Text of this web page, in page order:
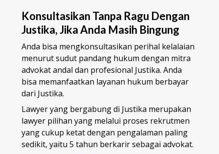
Konsultasikan Tanpa Ragu Dengan
Justika, Jika Anda Masih Bingung
Anda bisa mengkonsultasikan perihal kelalaian
menurut sudut pandang hukum dengan mitra
advokat andal dan profesional Justika. Anda
bisa memanfaatkan layanan hukum berbayar
dari Justika.
Lawyer yang bergabung di Justika merupakan
lawyer pilihan yang melalui proses rekrutmen
yang cukup ketat dengan pengalaman paling
sedikit, yaitu 5 tahun berkarir sebagai advokat.